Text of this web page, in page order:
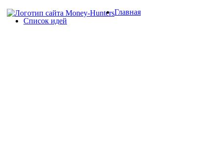
Главная
Список идей